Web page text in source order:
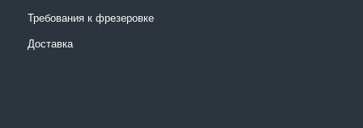
Требования к фрезеровке
Доставка